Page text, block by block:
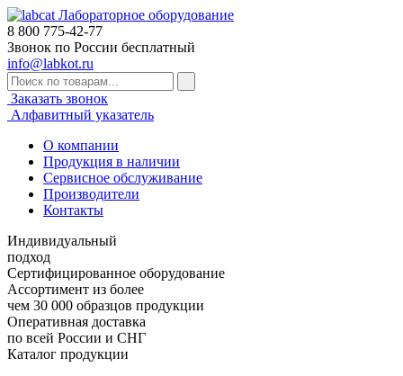
Лабораторное оборудование
8 800 775-42-77
Звонок по России бесплатный
info@labkot.ru
Заказать звонок
Алфавитный указатель
О компании
Продукция в наличии
Сервисное обслуживание
Производители
Контакты
Индивидуальный
подход
Сертифицированное оборудование
Ассортимент из более
чем 30 000 образцов продукции
Оперативная доставка
по всей России и СНГ
Каталог продукции